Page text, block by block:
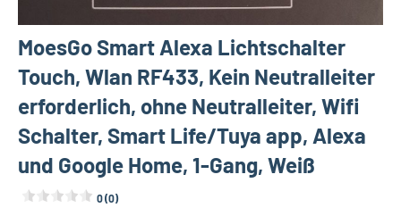
MoesGo Smart Alexa Lichtschalter
Touch, Wlan RF433, Kein Neutralleiter
erforderlich, ohne Neutralleiter, Wifi
Schalter, Smart Life/Tuya app, Alexa
und Google Home, 1-Gang, Weiß
0 (0)